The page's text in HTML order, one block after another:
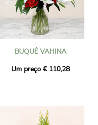
BUQUÊ VAHINA
Um preço € 110,28